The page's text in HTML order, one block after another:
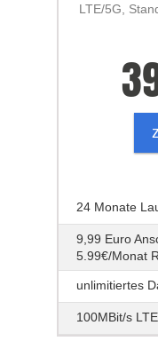
LTE/5G,
24 Monate
9,99 Euro
5.99€/Monat
unlimitiertes
100MBit/s